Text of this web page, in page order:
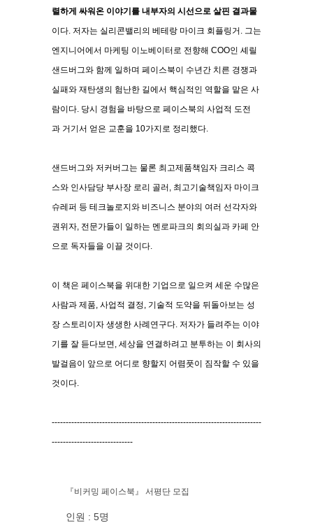
렬하게 싸워온 이야기를 내부자의 시선으로 살핀 결과물
이다. 저자는 실리콘밸리의 베테랑 마이크 회플링거 . 그는
엔지니어에서 마케팅 이노베이터로 전향해 COO인 셰릴
샌드버그와 함께 일하며 페이스북이 수년간 치른 경쟁과
실패와 재탄생의 험난한 길에서 핵심적인 역할을 맡은 사
람이다. 당시 경험을 바탕으로 페이스북의 사업적 도전
과 거기서 얻은 교훈을 10가지로 정리했다.
샌드버그와 저커버그는 물론 최고제품책임자 크리스 콕
스와 인사담당 부사장 로리 골러 , 최고기술책임자 마이크
슈레퍼 등 테크놀로지와 비즈니스 분야의 여러 선각자와
권위자, 전문가들이 일하는 멘로파크의 회의실과 카페 안
으로 독자들을 이끌 것이다.
이 책은 페이스북을 위대한 기업으로 일으켜 세운 수많은
사람과 제품, 사업적 결정, 기술적 도약을 뒤돌아보는 성
장 스토리이자 생생한 사례연구다. 저자가 들려주는 이야
기를 잘 듣다보면 , 세상을 연결하려고 분투하는 이 회사의
발걸음이 앞으로 어디로 향할지 어렴풋이 짐작할 수 있을
것이다.
---------------------------------------------------------------------------
-----------------------------
『비커밍 페이스북』 서평단 모집
인원 : 5명